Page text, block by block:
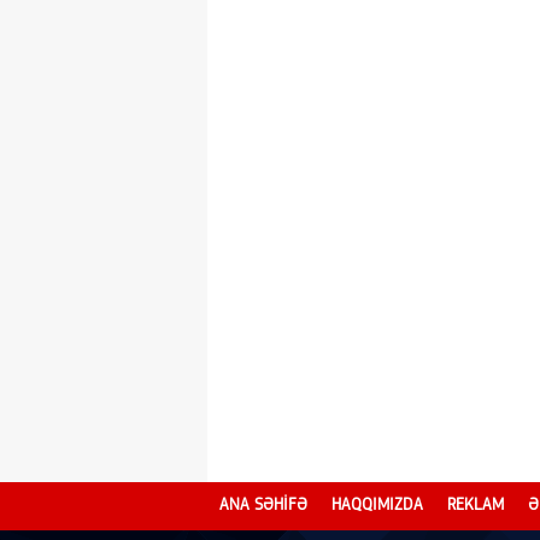
ANA SƏHİFƏ HAQQIMIZDA REKLAM